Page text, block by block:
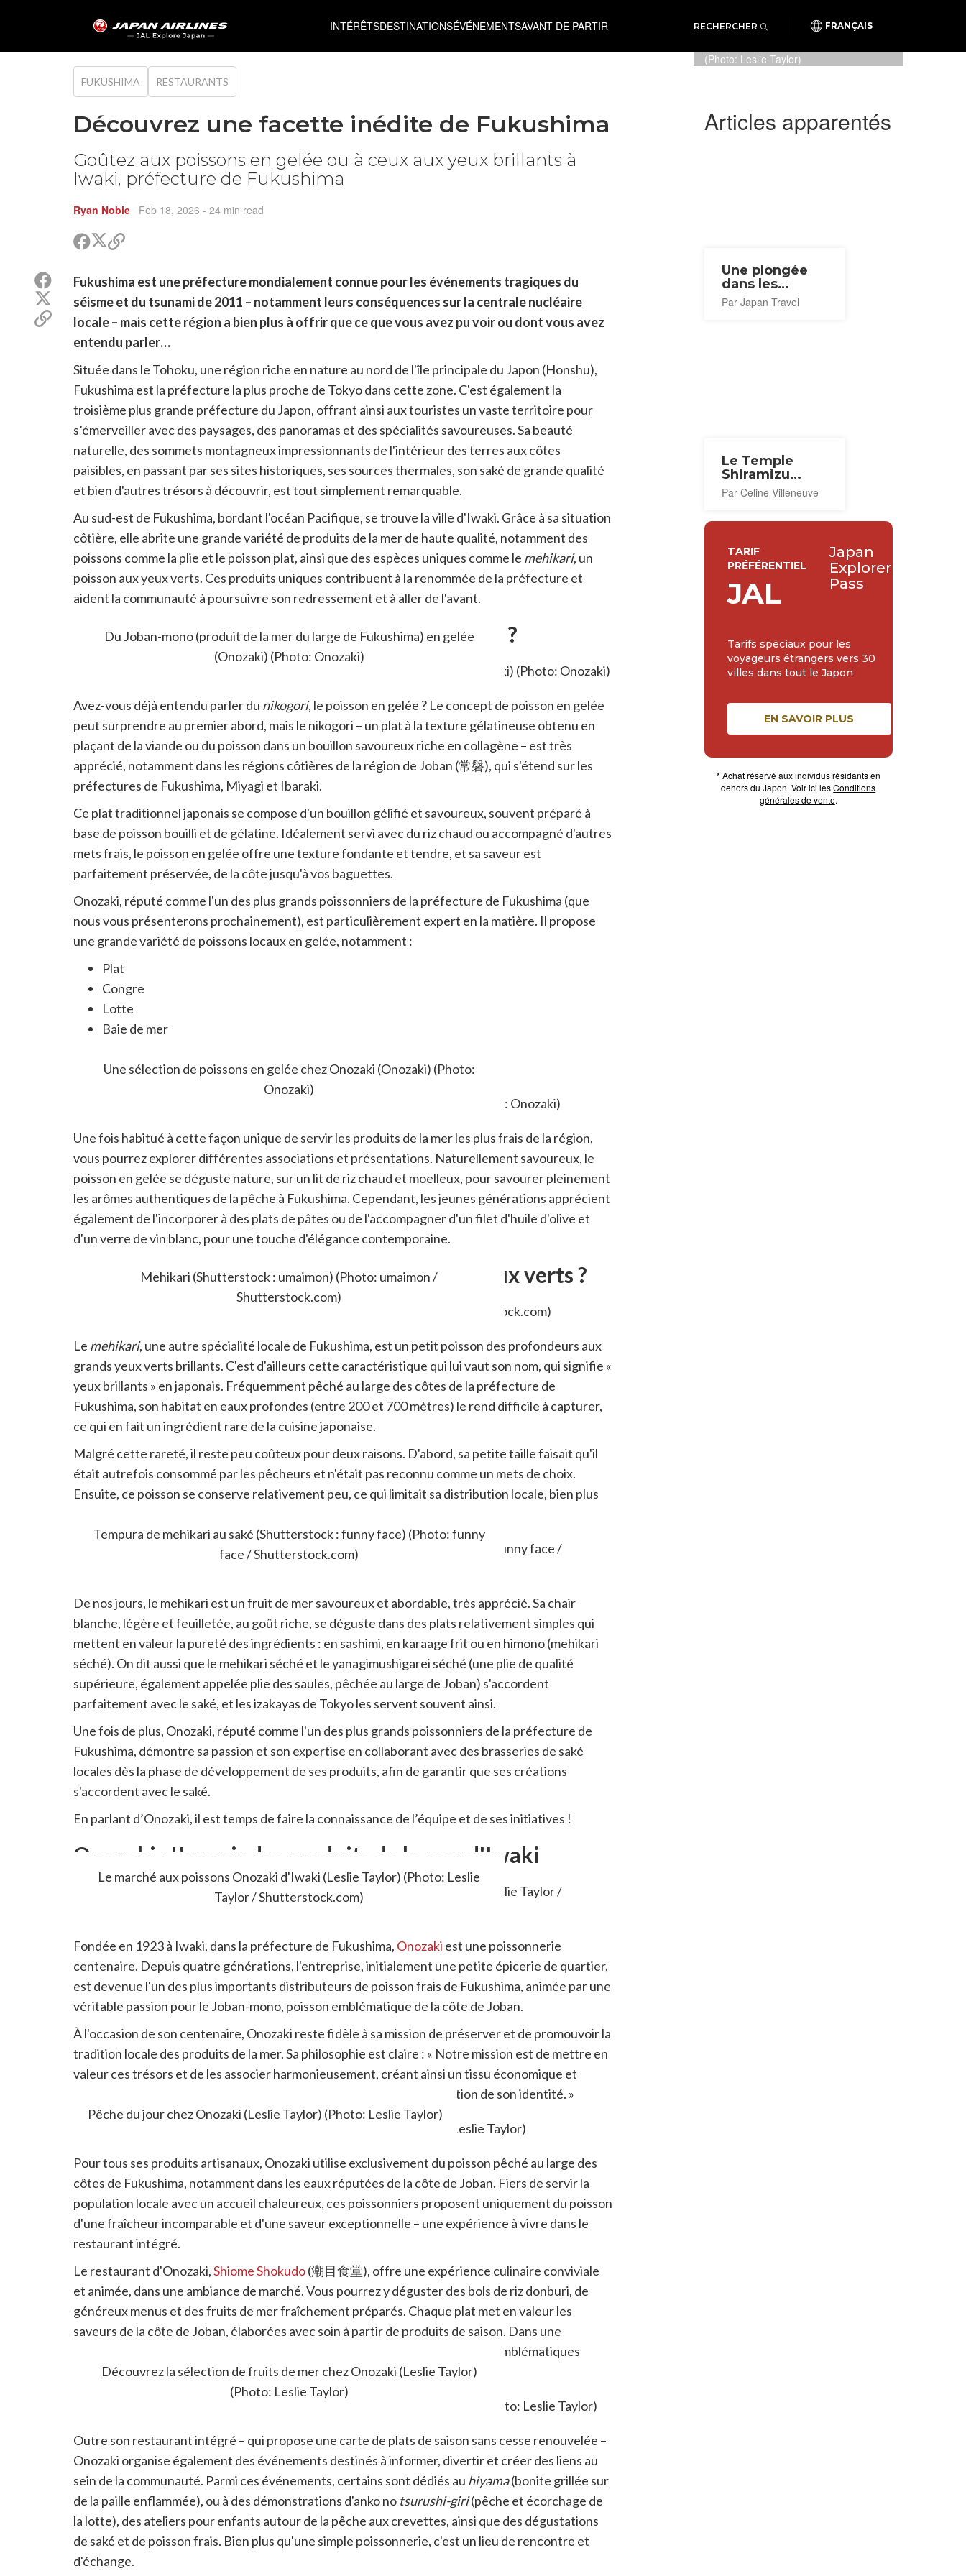
INTÉRÊTSDESTINATIONSÉVÉNEMENTSAVANT DE PARTIR RECHERCHER FRANÇAIS
Le tunnel fascinant de Fukushima
(Photo: Leslie Taylor)
FUKUSHIMA RESTAURANTS
Découvrez une facette inédite de Fukushima
Goûtez aux poissons en gelée ou à ceux aux yeux brillants à
Iwaki, préfecture de Fukushima
Ryan Noble Feb 18, 2026 - 24 min read
PartagerPartager
sur
Copier
pour
partager
Partager
Facebook
Partager
sur
Twitter
Copier
partager
Fukushima est une préfecture mondialement connue pour les événements tragiques du
séisme et du tsunami de 2011 – notamment leurs conséquences sur la centrale nucléaire
locale – mais cette région a bien plus à offrir que ce que vous avez pu voir ou dont vous avez
entendu parler…
Située dans le Tohoku, une région riche en nature au nord de l'île principale du Japon (Honshu),
Fukushima est la préfecture la plus proche de Tokyo dans cette zone. C'est également la
troisième plus grande préfecture du Japon, offrant ainsi aux touristes un vaste territoire pour
s’émerveiller avec des paysages, des panoramas et des spécialités savoureuses. Sa beauté
naturelle, des sommets montagneux impressionnants de l'intérieur des terres aux côtes
paisibles, en passant par ses sites historiques, ses sources thermales, son saké de grande qualité
et bien d'autres trésors à découvrir, est tout simplement remarquable.
Au sud-est de Fukushima, bordant l'océan Pacifique, se trouve la ville d'Iwaki. Grâce à sa situation
côtière, elle abrite une grande variété de produits de la mer de haute qualité, notamment des
poissons comme la plie et le poisson plat, ainsi que des espèces uniques comme le mehikari, un
poisson aux yeux verts. Ces produits uniques contribuent à la renommée de la préfecture et
aident la communauté à poursuivre son redressement et à aller de l'avant.
Qu'est-ce que lenikogori, le poisson en gelée ?
Du Joban-mono (produit de la mer du large de Fukushima) en gelée
(Onozaki) (Photo: Onozaki)
Avez-vous déjà entendu parler du nikogori, le poisson en gelée ? Le concept de poisson en gelée
peut surprendre au premier abord, mais le nikogori – un plat à la texture gélatineuse obtenu en
plaçant de la viande ou du poisson dans un bouillon savoureux riche en collagène – est très
apprécié, notamment dans les régions côtières de la région de Joban (常磐), qui s'étend sur les
préfectures de Fukushima, Miyagi et Ibaraki.
Ce plat traditionnel japonais se compose d'un bouillon gélifié et savoureux, souvent préparé à
base de poisson bouilli et de gélatine. Idéalement servi avec du riz chaud ou accompagné d'autres
mets frais, le poisson en gelée offre une texture fondante et tendre, et sa saveur est
parfaitement préservée, de la côte jusqu'à vos baguettes.
Onozaki, réputé comme l'un des plus grands poissonniers de la préfecture de Fukushima (que
nous vous présenterons prochainement), est particulièrement expert en la matière. Il propose
une grande variété de poissons locaux en gelée, notamment :
Plat
Congre
Lotte
Baie de mer
Dorade
Une sélection de poissons en gelée chez Onozaki (Onozaki) (Photo:
Onozaki)
Une fois habitué à cette façon unique de servir les produits de la mer les plus frais de la région,
vous pourrez explorer différentes associations et présentations. Naturellement savoureux, le
poisson en gelée se déguste nature, sur un lit de riz chaud et moelleux, pour savourer pleinement
les arômes authentiques de la pêche à Fukushima. Cependant, les jeunes générations apprécient
également de l'incorporer à des plats de pâtes ou de l'accompagner d'un filet d'huile d'olive et
d'un verre de vin blanc, pour une touche d'élégance contemporaine.
Qu'est-ce que le mehikari, le poisson aux yeux verts ?
Mehikari (Shutterstock : umaimon) (Photo: umaimon /
Shutterstock.com)
Le mehikari, une autre spécialité locale de Fukushima, est un petit poisson des profondeurs aux
grands yeux verts brillants. C'est d'ailleurs cette caractéristique qui lui vaut son nom, qui signifie «
yeux brillants » en japonais. Fréquemment pêché au large des côtes de la préfecture de
Fukushima, son habitat en eaux profondes (entre 200 et 700 mètres) le rend difficile à capturer,
ce qui en fait un ingrédient rare de la cuisine japonaise.
Malgré cette rareté, il reste peu coûteux pour deux raisons. D'abord, sa petite taille faisait qu'il
était autrefois consommé par les pêcheurs et n'était pas reconnu comme un mets de choix.
Ensuite, ce poisson se conserve relativement peu, ce qui limitait sa distribution locale, bien plus
Tempura de mehikari au saké (Shutterstock : funny face) (Photo: funny
face / Shutterstock.com)
De nos jours, le mehikari est un fruit de mer savoureux et abordable, très apprécié. Sa chair
blanche, légère et feuilletée, au goût riche, se déguste dans des plats relativement simples qui
mettent en valeur la pureté des ingrédients : en sashimi, en karaage frit ou en himono (mehikari
séché). On dit aussi que le mehikari séché et le yanagimushigarei séché (une plie de qualité
supérieure, également appelée plie des saules, pêchée au large de Joban) s'accordent
parfaitement avec le saké, et les izakayas de Tokyo les servent souvent ainsi.
Une fois de plus, Onozaki, réputé comme l'un des plus grands poissonniers de la préfecture de
Fukushima, démontre sa passion et son expertise en collaborant avec des brasseries de saké
locales dès la phase de développement de ses produits, afin de garantir que ses créations
s'accordent avec le saké.
En parlant d’Onozaki, il est temps de faire la connaissance de l’équipe et de ses initiatives !
Onozaki : L'avenir des produits de la mer d'Iwaki
Le marché aux poissons Onozaki d'Iwaki (Leslie Taylor) (Photo: Leslie
Taylor / Shutterstock.com)
Fondée en 1923 à Iwaki, dans la préfecture de Fukushima, Onozaki est une poissonnerie
centenaire. Depuis quatre générations, l'entreprise, initialement une petite épicerie de quartier,
est devenue l'un des plus importants distributeurs de poisson frais de Fukushima, animée par une
véritable passion pour le Joban-mono, poisson emblématique de la côte de Joban.
À l'occasion de son centenaire, Onozaki reste fidèle à sa mission de préserver et de promouvoir la
tradition locale des produits de la mer. Sa philosophie est claire : « Notre mission est de mettre en
valeur ces trésors et de les associer harmonieusement, créant ainsi un tissu économique et
régional unique, et contribuant à son développement et à la préservation de son identité. »
Pêche du jour chez Onozaki (Leslie Taylor) (Photo: Leslie Taylor)
Pour tous ses produits artisanaux, Onozaki utilise exclusivement du poisson pêché au large des
côtes de Fukushima, notamment dans les eaux réputées de la côte de Joban. Fiers de servir la
population locale avec un accueil chaleureux, ces poissonniers proposent uniquement du poisson
d'une fraîcheur incomparable et d'une saveur exceptionnelle – une expérience à vivre dans le
restaurant intégré.
Le restaurant d'Onozaki,Shiome Shokudo(潮目食堂), offre une expérience culinaire conviviale
et animée, dans une ambiance de marché. Vous pourrez y déguster des bols de riz donburi, de
généreux menus et des fruits de mer fraîchement préparés. Chaque plat met en valeur les
saveurs de la côte de Joban, élaborées avec soin à partir de produits de saison. Dans une
atmosphère décontractée, c'est l'endroit idéal pour savourer les spécialités emblématiques
d'Iwaki.Découvrez la sélection de fruits de mer chez Onozaki (Leslie Taylor)
(Photo: Leslie Taylor)
Outre son restaurant intégré – qui propose une carte de plats de saison sans cesse renouvelée –
Onozaki organise également des événements destinés à informer, divertir et créer des liens au
sein de la communauté. Parmi ces événements, certains sont dédiés au hiyama(bonite grillée sur
de la paille enflammée), ou à des démonstrations d'anko no tsurushi-giri(pêche et écorchage de
la lotte), des ateliers pour enfants autour de la pêche aux crevettes, ainsi que des dégustations
de saké et de poisson frais. Bien plus qu'une simple poissonnerie, c'est un lieu de rencontre et
d'échange.
Articles apparentés
Une plongée
dans les
Kamaboko
d'Iwaki
Par Japan Travel
Le Temple
Shiramizu
Amidadō à
Iwaki
Par Celine Villeneuve
TARIF
PRÉFÉRENTIEL
JAL
Japan
Explorer
Pass
Tarifs spéciaux pour les
voyageurs étrangers vers 30
villes dans tout le Japon
EN SAVOIR PLUS
* Achat réservé aux individus résidants en
dehors du Japon. Voir ici lesConditions
générales de vente.